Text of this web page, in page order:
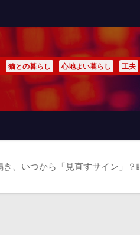
猫との暮らし 心地よい暮らし 工夫
き、いつから「見直すサイン」